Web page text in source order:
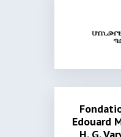
Edouard